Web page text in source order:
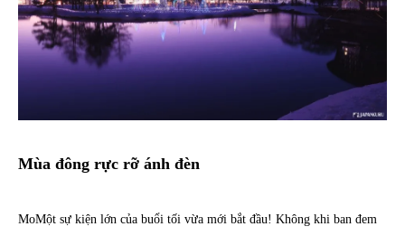
Mùa đông rực rỡ ánh đèn
MoMột sự kiện lớn của buổi tối vừa mới bắt đầu! Không khi ban đem